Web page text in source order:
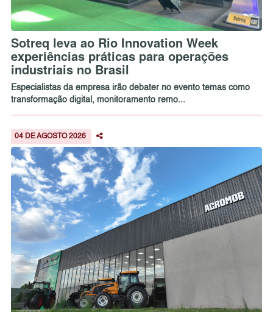
Sotreq leva ao Rio Innovation Week
experiências práticas para operações
industriais no Brasil
Especialistas da empresa irão debater no evento temas como
transformação digital, monitoramento remo...
04 DE AGOSTO 2026